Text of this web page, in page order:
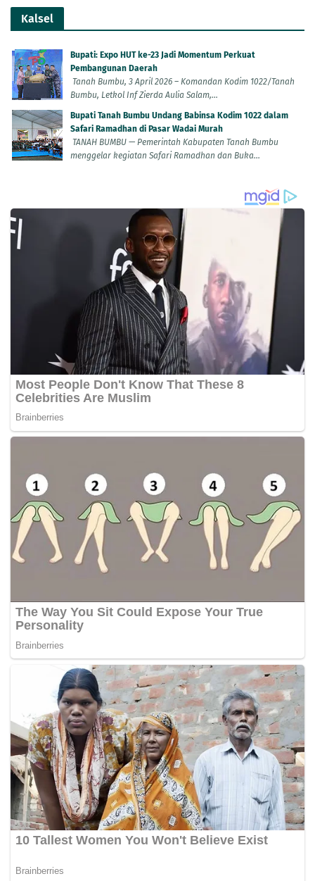
Kalsel
Bupati: Expo HUT ke-23 Jadi Momentum Perkuat
Pembangunan Daerah
Tanah Bumbu, 3 April 2026 – Komandan Kodim 1022/Tanah
Bumbu, Letkol Inf Zierda Aulia Salam,...
Bupati Tanah Bumbu Undang Babinsa Kodim 1022 dalam
Safari Ramadhan di Pasar Wadai Murah
TANAH BUMBU — Pemerintah Kabupaten Tanah Bumbu
menggelar kegiatan Safari Ramadhan dan Buka...